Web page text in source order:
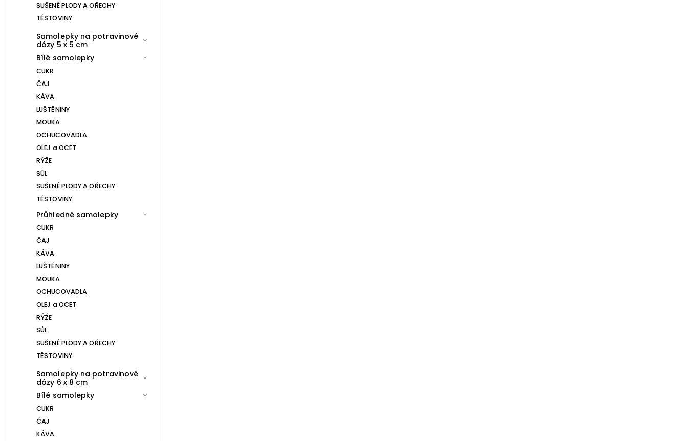
SUŠENÉ PLODY A OŘECHY
TĚSTOVINY
Samolepky na potravinové
dózy 5 x 5 cm
Bílé samolepky
CUKR
ČAJ
KÁVA
LUŠTĚNINY
MOUKA
OCHUCOVADLA
OLEJ a OCET
RÝŽE
SŮL
SUŠENÉ PLODY A OŘECHY
TĚSTOVINY
Průhledné samolepky
CUKR
ČAJ
KÁVA
LUŠTĚNINY
MOUKA
OCHUCOVADLA
OLEJ a OCET
RÝŽE
SŮL
SUŠENÉ PLODY A OŘECHY
TĚSTOVINY
Samolepky na potravinové
dózy 6 x 8 cm
Bílé samolepky
CUKR
ČAJ
KÁVA